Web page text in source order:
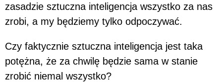
zasadzie sztuczna inteligencja wszystko za nas
zrobi, a my będziemy tylko odpoczywać.
Czy faktycznie sztuczna inteligencja jest taka
potężna, że za chwilę będzie sama w stanie
zrobić niemal wszystko?